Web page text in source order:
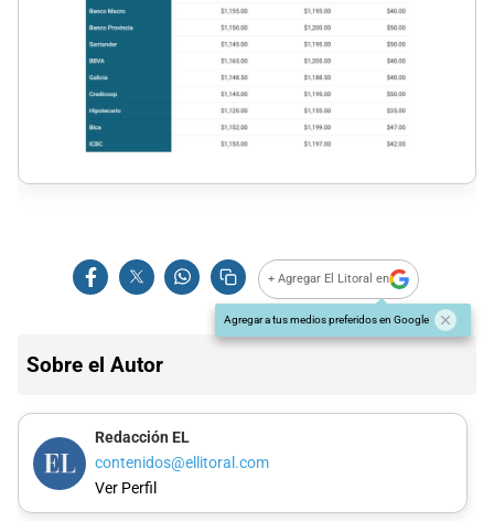
+ Agregar El Litoral en
Agregar a tus medios preferidos en Google
Sobre el Autor
Redacción EL
contenidos@ellitoral.com
Ver Perfil